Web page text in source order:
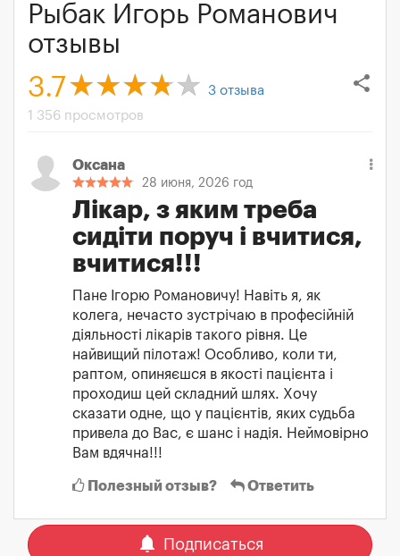
Рыбак Игорь Романович
отзывы
share
3.7 3 отзыва
1 356 просмотров
Оксана
28 июня, 2026 год
Лікар, з яким треба
сидіти поруч і вчитися,
вчитися!!!
Пане Ігорю Романовичу! Навіть я, як
колега, нечасто зустрічаю в професійній
діяльності лікарів такого рівня. Це
найвищий пілотаж! Особливо, коли ти,
раптом, опиняєшся в якості пацієнта і
проходиш цей складний шлях. Хочу
сказати одне, що у пацієнтів, яких судьба
привела до Вас, є шанс і надія. Неймовірно
Вам вдячна!!!
Полезный отзыв? Ответить
notifications Подписаться